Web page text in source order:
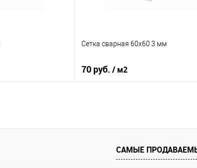
Сетка сварная 60х60 3 мм
70 руб. / м2
В избранное
Под
САМЫЕ